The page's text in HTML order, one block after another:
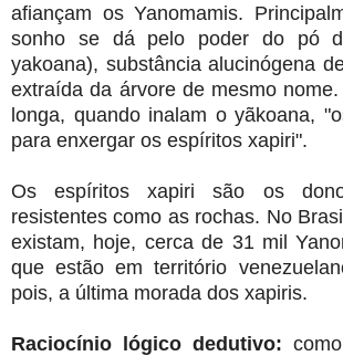
afiançam os Yanomamis.
sonho se dá pelo poder do pó
yakoana), substância alucinógena
extraída da árvore de mesmo
longa, quando inalam o yãkoana,
para enxergar os espíritos xapiri".
Os espíritos xapiri são os
resistentes como as rochas. No
existam, hoje, cerca de 31 mil
que estão em território
pois, a última morada dos xapiris.
Raciocínio lógico dedutivo: